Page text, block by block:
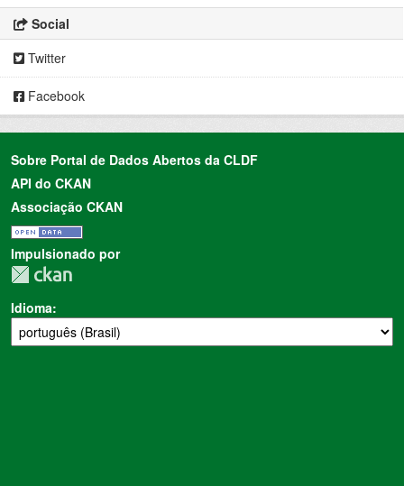
Social
Twitter
Facebook
Sobre Portal de Dados Abertos da CLDF
API do CKAN
Associação CKAN
Impulsionado por
Idioma